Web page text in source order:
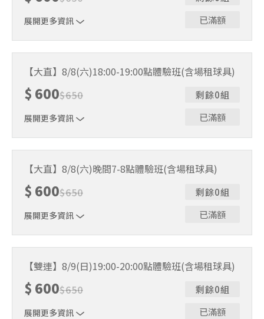
展開更多資訊
已滿額
制。歡迎邀請親友一同報名參加，享受團體運動樂趣！ 如
人數未達開班門檻，或因天候不佳無法如期舉行，POA將視
情況安排延期或併班處理。 ⚠️ 報名完成後，如因天候因素
無法上課，僅提供課程延期選項，恕不退費，請參閱【報名
與課程異動規則】。報名後視為您已同意上述規則。
【大直】8/8(六)18:00-19:00點體驗班(含場租球具)
$ 600$650
展開更多資訊
剩餘0組
已滿額
制。歡迎邀請親友一同報名參加，享受團體運動樂趣！ 如
人數未達開班門檻，或因天候不佳無法如期舉行，POA將視
情況安排延期或併班處理。 ⚠️ 報名完成後，如因天候因素
無法上課，僅提供課程延期選項，恕不退費，請參閱【報名
與課程異動規則】。報名後視為您已同意上述規則。
【大直】8/8(六)晚間7-8點體驗班(含場租球具)
$ 600$650
展開更多資訊
剩餘0組
已滿額
制。歡迎邀請親友一同報名參加，享受團體運動樂趣！ 如
人數未達開班門檻，或因天候不佳無法如期舉行，POA將視
情況安排延期或併班處理。 ⚠️ 報名完成後，如因天候因素
無法上課，僅提供課程延期選項，恕不退費，請參閱【報名
與課程異動規則】。報名後視為您已同意上述規則。
【雙連】8/9(日)19:00-20:00點體驗班(含場租球具)
$ 600$650
展開更多資訊
剩餘0組
已滿額